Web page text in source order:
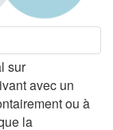
sur
avec un
ou à
la